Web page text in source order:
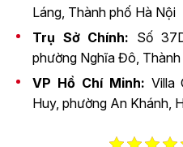
Láng, Thành phố Hà Nội
Trụ Sở Chính: Số
phường Nghĩa Đô,
VP Hồ Chí Minh: Villa
Huy, phường An Khánh,